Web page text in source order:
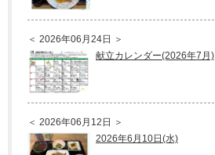
＜ 2026年06月24日 ＞
献立カレンダー(2026年7月)
＜ 2026年06月12日 ＞
2026年6月10日(水)